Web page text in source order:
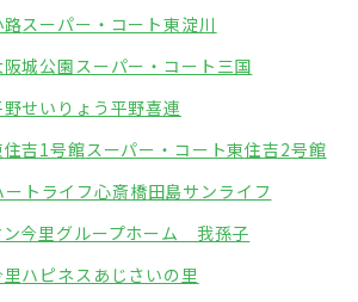
スーパー・コート東淀川
城公園 スーパー・コート三国
野せいりょう平野喜連
吉1号館スーパー・コート東住吉2号館
ートライフ心斎橋田島サンライフ
今里 グループホーム 我孫子
ハピネスあじさいの里